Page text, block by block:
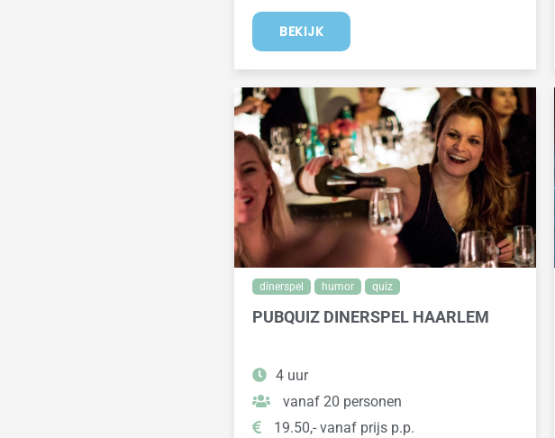
BEKIJK
dinerspel humor quiz
PUBQUIZ DINERSPEL HAARLEM
4 uur
vanaf 20 personen
19.50,- vanaf prijs p.p.